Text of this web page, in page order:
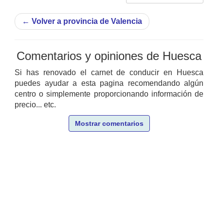
← Volver a provincia de Valencia
Comentarios y opiniones de Huesca
Si has renovado el carnet de conducir en Huesca
puedes ayudar a esta pagina recomendando algún
centro o simplemente proporcionando información de
precio... etc.
Mostrar comentarios